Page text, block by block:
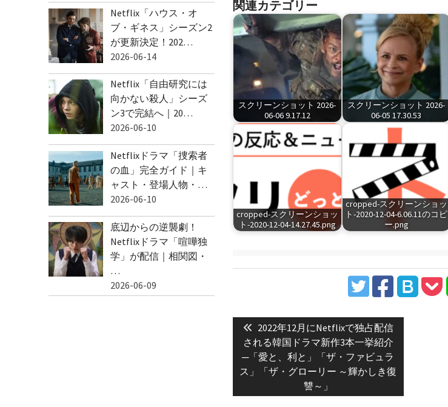
関連カテゴリー
スクリーンショット 2026-
06-06 9.17.12
スクリーンショット 2026-
06-05 17.30.53
cropped-スクリーンショッ
ト-2020-12-04-14.27.45.png
cropped-スクリーンショッ
ト-2020-12-04-6.06.11のコピ
ー.png
投
稿
ナ
ビ
ゲ
ー
Previous
post:
2022年12月にNetflixで独占配信
される韓国ドラマ新作3本一挙紹介
─「愛と、利と」「ザ・ファビュラ
ス」「ザ・グローリー ～輝かしき復
讐～」
Netflix「ハウス・オ
ブ・ギネス」シーズン2
が更新決定！202…
2026-06-14
Netflix「自由研究には
向かない殺人」シーズ
ン3で完結へ｜20…
2026-06-10
Netflixドラマ「捜索者
の血」完全ガイド｜キ
ャスト・登場人物・…
2026-06-10
底辺からの逆襲劇！
Netflixドラマ「喧嘩独
学」が配信｜相関図・
…
2026-06-09